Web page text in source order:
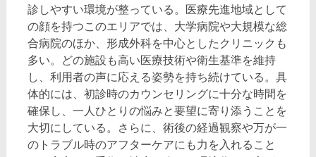
診しやすい環境が整っている。医療先進地域として
の顔を持つこのエリアでは、大学病院や大規模な総
合病院のほか、形成外科を中心としたクリニックも
多い。どの施設も高い医療技術や衛生基準を維持
し、利用者の声に応える姿勢を持ち続けている。具
体的には、初診時のカウンセリングに十分な時間を
確保し、一人ひとりの悩みと要望に寄り添うことを
大切にしている。さらに、術後の経過観察や万が一
のトラブル時のアフターケアにも力を入れること